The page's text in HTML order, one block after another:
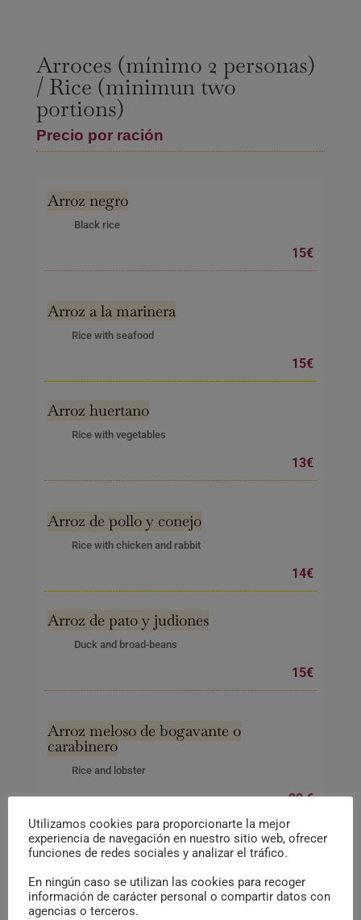
Arroces (mínimo 2 personas)
/ Rice (minimun two
portions)
Precio por ración
Arroz negro
Black rice
15€
Arroz a la marinera
Rice with seafood
15€
Arroz huertano
Rice with vegetables
13€
Arroz de pollo y conejo
Rice with chicken and rabbit
14€
Arroz de pato y judiones
Duck and broad-beans
15€
Arroz meloso de bogavante o
carabinero
Rice and lobster
22 €
Arroz meloso de rabo de toro y setas
18€
Utilizamos cookies para proporcionarte la mejor
experiencia de navegación en nuestro sitio web, ofrecer
funciones de redes sociales y analizar el tráfico.
En ningún caso se utilizan las cookies para recoger
información de carácter personal o compartir datos con
agencias o terceros.